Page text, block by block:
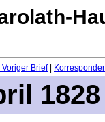
Brief|
1828